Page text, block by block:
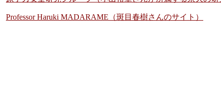
Professor Haruki MADARAME（斑目春樹さんのサイト）